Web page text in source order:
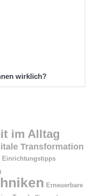
wirklich?
im Alltag
Transformation
Einrichtungstipps
Erneuerbare